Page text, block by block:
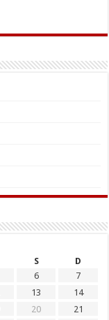
S
D
6
7
13
14
20
21